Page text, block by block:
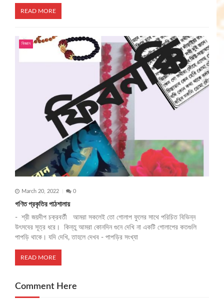
READ MORE
বিজ্ঞান
March 20, 2022 0
গণিত প্রকৃতির পাঠশালায়
- শ্রী জয়দীপ চক্রবর্তী আমরা সকলেই তো গোলাপ ফুলের সাথে পরিচিত বিভিন্ন
উৎসবের সূত্র ধরে। কিন্তু আমরা কোনদিন গুনে দেখি না একটি গোলাপের কতগুলি
পাপড়ি থাকে। যদি দেখি, তাহলে দেখব - পাপড়ির সংখ্যা
READ MORE
Comment Here